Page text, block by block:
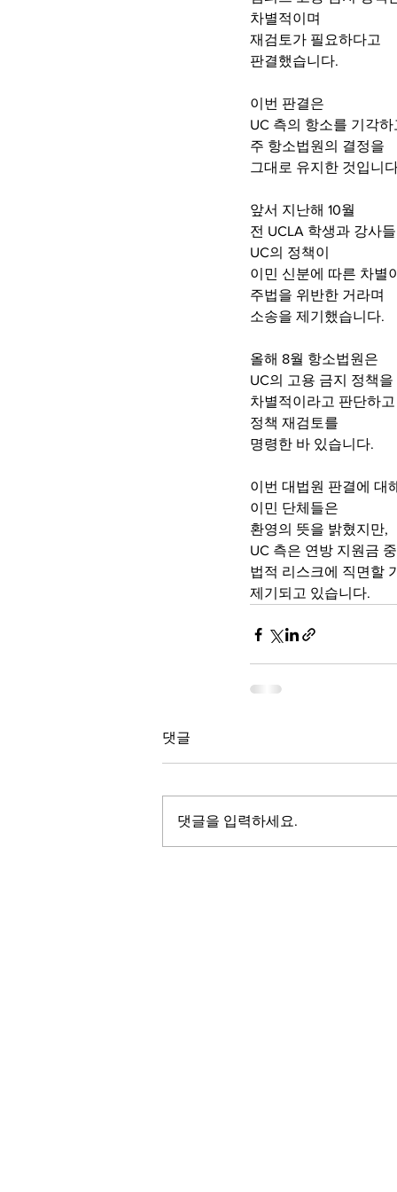
차별적이며
재검토가 필요하다고
판결했습니다.
이번 판결은
UC 측의 항소를 기각하
주 항소법원의 결정을
그대로 유지한 것입니
앞서 지난해 10월
전 UCLA 학생과 강사
UC의 정책이
이민 신분에 따른 차별
주법을 위반한 거라며
소송을 제기했습니다.
올해 8월 항소법원은
UC의 고용 금지 정책을
차별적이라고 판단하고
정책 재검토를
명령한 바 있습니다.
이번 대법원 판결에 대
이민 단체들은
환영의 뜻을 밝혔지만,
UC 측은 연방 지원금
법적 리스크에 직면할
제기되고 있습니다.
댓글
댓글을 입력하세요.